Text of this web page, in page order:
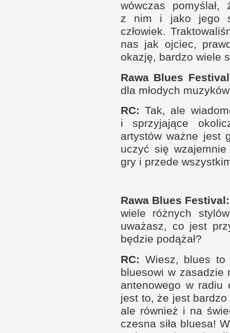
wów­czas
z nim i jako jego
człowiek.
nas jak ojciec,
okazję, bar­dzo wiele
Rawa Blues
dla młodych
RC: Tak, ale
i sprzyjające
artystów ważne jest
uczyć się
gry i przede
Rawa Blues Festival:
wiele róż­nych
uważasz, co jest
będzie podążał?
RC: Wiesz, blues to
bluesowi w zasadzie
antenowego w radiu
jest to, że jest
ale rów­nież i na
czesna siła bluesa!